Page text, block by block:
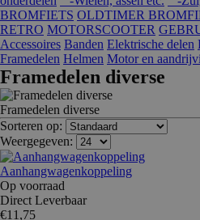
BROMFIETS OLDTIMER
RETRO MOTORSCOOTER
Accessoires Banden Elektrische delen
Framedelen Helmen Motor en
Framedelen diverse
Framedelen diverse
Sorteren op:
Weergegeven:
Aanhangwagenkoppeling
Op voorraad
Direct Leverbaar
€11,75